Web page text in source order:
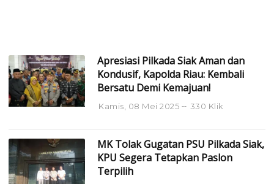
Apresiasi Pilkada Siak Aman dan
Kondusif, Kapolda Riau: Kembali
Bersatu Demi Kemajuan!
Kamis, 08 Mei 2025 330 Klik
MK Tolak Gugatan PSU Pilkada Siak,
KPU Segera Tetapkan Paslon
Terpilih